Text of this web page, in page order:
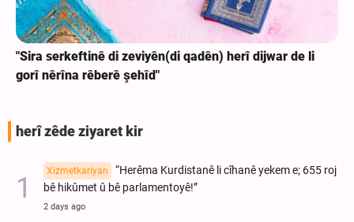
"Sira serkeftinê di zeviyên(di qadên) herî dijwar de li
gorî nêrîna rêberê şehîd"
herî zêde ziyaret kir
Xizmetkariyan
“Herêma Kurdistanê li cîhanê yekem e; 655 roj
bê hikûmet û bê parlamentoyê!”
2 days ago